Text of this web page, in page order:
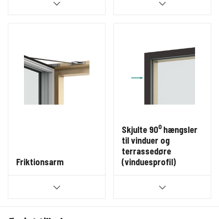
Friktionsarm
Skjulte 90⁰ hængsler
til vinduer og
terrassedøre
(vinduesprofil)